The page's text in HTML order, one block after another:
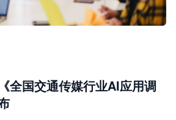
全国交通传媒行业AI应用调